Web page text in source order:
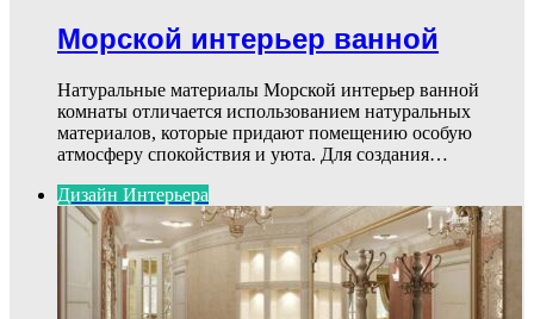
Морской интерьер ванной
Натуральные материалы Морской интерьер ванной
комнаты отличается использованием натуральных
материалов, которые придают помещению особую
атмосферу спокойствия и уюта. Для создания…
Дизайн Интерьера